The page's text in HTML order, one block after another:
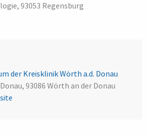
93053 Regensburg
der Kreisklinik Wörth a.d. Donau
93086 Wörth an der Donau